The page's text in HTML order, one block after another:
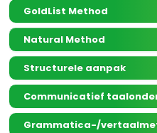
GoldList Method
Natural Method
Structurele aanpak
Communicatief
Grammatica-/